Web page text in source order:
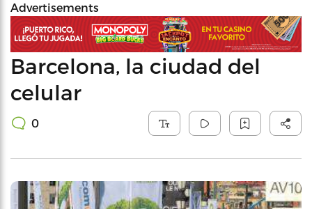
Advertisements
Barcelona, la ciudad del
celular
0